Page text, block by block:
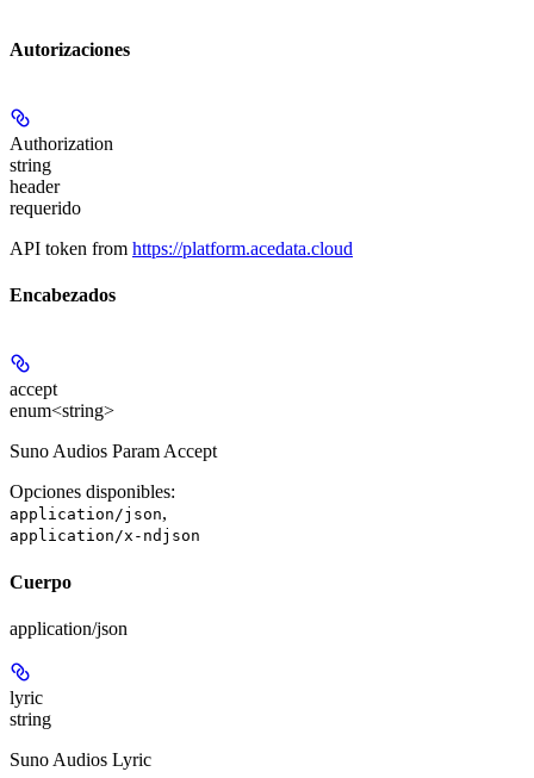
Autorizaciones
Authorization
string
header
requerido
API token from https://platform.acedata.cloud
Encabezados
accept
enum<string>
Suno Audios Param Accept
Opciones disponibles:
application/json,
application/x-ndjson
Cuerpo
application/json
lyric
string
Suno Audios Lyric